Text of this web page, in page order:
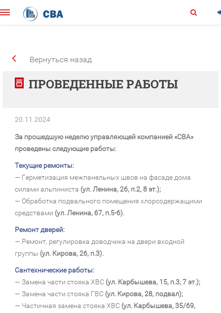
Вернуться назад
ПРОВЕДЕННЫЕ РАБОТЫ
20.11.2024
За прошедшую неделю управляющей компанией «СВА»
проведены следующие работы:
Текущие ремонты:
— Герметизация межпанельных швов на фасаде дома
силами альпиниста (ул. Ленина, 26, п.2, 8 эт.);
— Обработка подвального помещения хлорсодержащими
средствами (ул. Ленина, 67, п.5-6).
Ремонт дверей:
— Ремонт, регулировка доводчика на двери входной
группы (ул. Кирова, 26, п.3).
Сантехнические работы:
— Замена части стояка ХВС (ул. Карбышева, 15, п.3, 7 эт.);
— Замена части стояка ГВС (ул. Кирова, 28, подвал);
— Частичная замена стояка ХВС (ул. Карбышева, 35/69,